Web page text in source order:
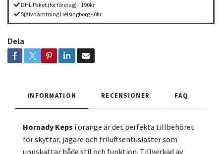
DHL Paket (för företag) - 190kr
Självhämtning Helsingborg - 0kr
Dela
INFORMATION RECENSIONER FAQ
Hornady Keps i orange är det perfekta tillbehöret
för skyttar, jägare och friluftsentusiaster som
uppskattar både stil och funktion. Tillverkad av